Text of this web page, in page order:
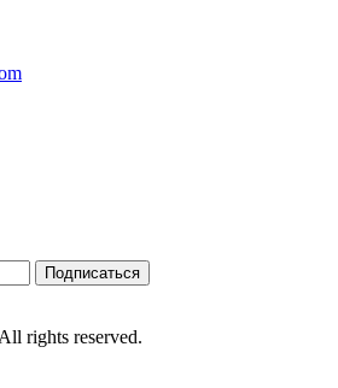
Подписаться
rights reserved.